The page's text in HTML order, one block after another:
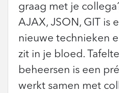
graag met je
AJAX, JSON, GIT is
nieuwe technieken
zit in je bloed.
beheersen is een
werkt samen met